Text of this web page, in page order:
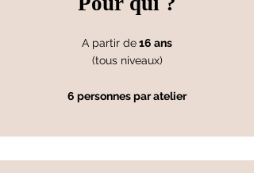
A partir de16 ans
(tous niveaux)
6 personnes par atelier